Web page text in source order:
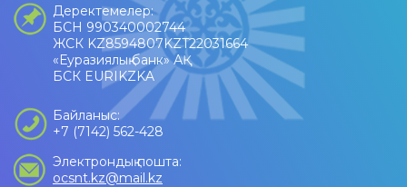
Деректемелер:
БСН 990340002744
ЖСК KZ8594807KZT22031664
«Еуразиялық банк» АҚ
БСК EURIKZKA
Байланыс:
+7 (7142) 562-428
Электрондық пошта:
ocsnt.kz@mail.kz